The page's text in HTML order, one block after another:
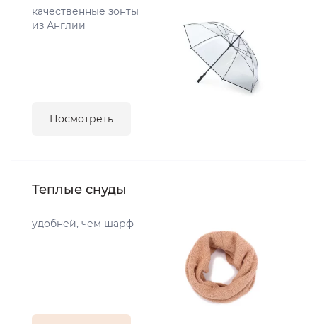
качественные зонты
из Англии
Посмотреть
Теплые снуды
удобней, чем шарф